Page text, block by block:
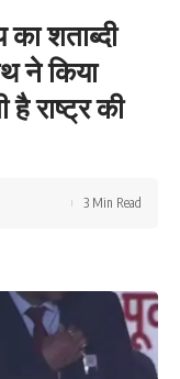
शताब्दी
ने किया
राष्ट्र की
3 Min Read